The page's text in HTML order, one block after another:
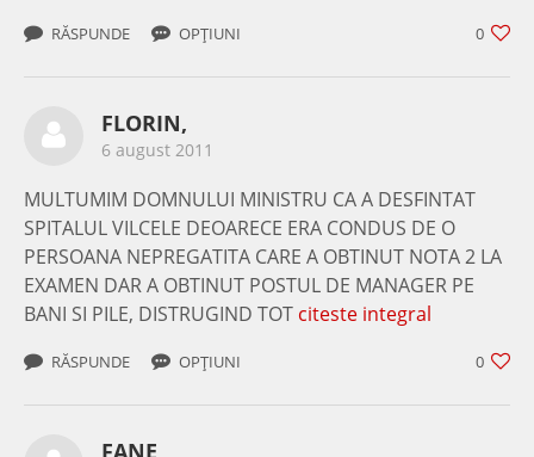
0
RĂSPUNDE OPȚIUNI
FLORIN,
6 august 2011
MULTUMIM DOMNULUI MINISTRU CA A DESFINTAT
SPITALUL VILCELE DEOARECE ERA CONDUS DE O
PERSOANA NEPREGATITA CARE A OBTINUT NOTA 2 LA
EXAMEN DAR A OBTINUT POSTUL DE MANAGER PE
BANI SI PILE, DISTRUGIND TOT citeste integral
0
RĂSPUNDE OPȚIUNI
FANE,